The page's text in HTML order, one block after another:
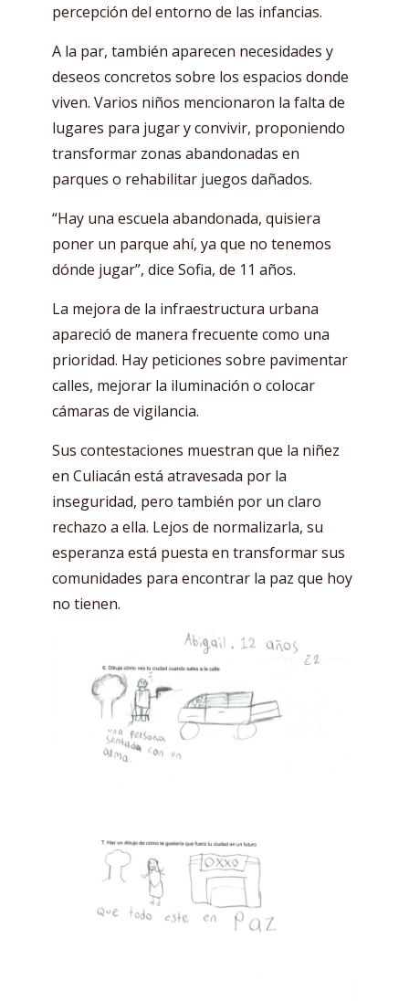
percepción del entorno de las infancias.
A la par, también aparecen necesidades y
deseos concretos sobre los espacios donde
viven. Varios niños mencionaron la falta de
lugares para jugar y convivir, proponiendo
transformar zonas abandonadas en
parques o rehabilitar juegos dañados.
“Hay una escuela abandonada, quisiera
poner un parque ahí, ya que no tenemos
dónde jugar”, dice Sofia, de 11 años.
La mejora de la infraestructura urbana
apareció de manera frecuente como una
prioridad. Hay peticiones sobre pavimentar
calles, mejorar la iluminación o colocar
cámaras de vigilancia.
Sus contestaciones muestran que la niñez
en Culiacán está atravesada por la
inseguridad, pero también por un claro
rechazo a ella. Lejos de normalizarla, su
esperanza está puesta en transformar sus
comunidades para encontrar la paz que hoy
no tienen.